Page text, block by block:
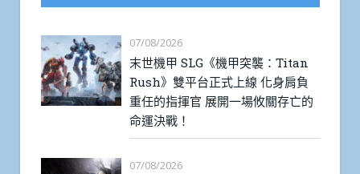
07/08/2026
末世機甲 SLG《機甲突襲：Titan
Rush》雙平台正式上線 化身肩負
重任的指揮官 展開一場攸關存亡的
命運決戰！
07/08/2026